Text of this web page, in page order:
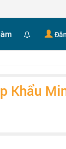
Khẩu